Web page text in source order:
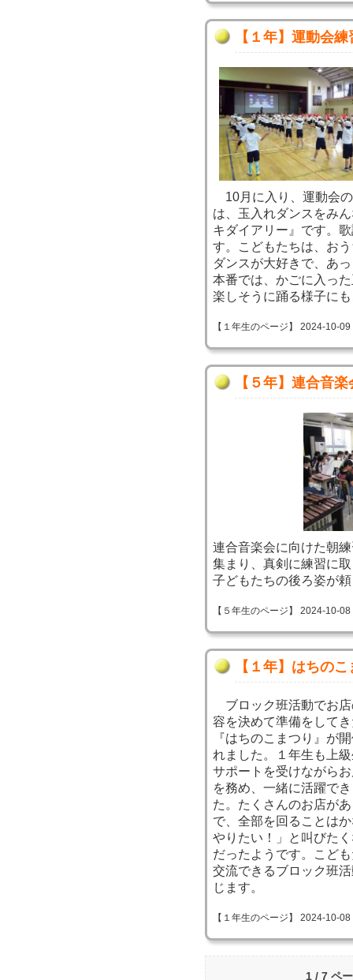
【１年】運動会
10月に入り、運動会
は、玉入れダンスをみ
キダイアリー』です。
す。こどもたちは、お
ダンスが大好きで、あ
本番では、かごに入っ
楽しそうに踊る様子に
【１年生のページ】 2024-10-
【５年】連合音
連合音楽会に向けた朝
集まり、真剣に練習に
子どもたちの後ろ姿が
【５年生のページ】 2024-10-
【１年】はちの
ブロック班活動でお店
容を決めて準備をして
『はちのこまつり』が
れました。１年生も上
サポートを受けながら
を務め、一緒に活躍で
た。たくさんのお店が
で、全部を回ることは
やりたい！」と叫びた
だったようです。こど
交流できるブロック班
じます。
【１年生のページ】 2024-10-
1 / 7 ペ